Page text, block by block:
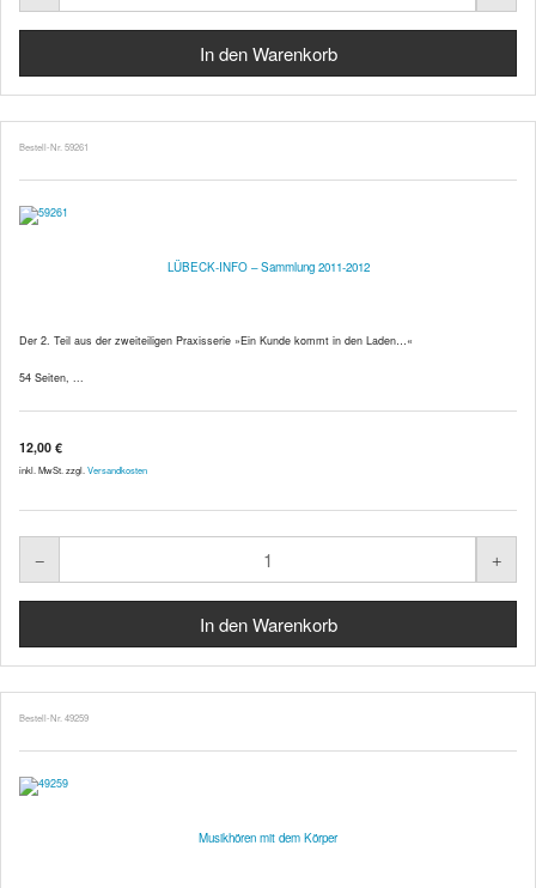
Bestell-Nr. 59261
LÜBECK-INFO – Sammlung 2011-2012
Der 2. Teil aus der zweiteiligen Praxisserie »Ein Kunde kommt in den Laden…«
54 Seiten, ...
12,00 €
inkl. MwSt. zzgl. Versandkosten
Bestell-Nr. 49259
Musikhören mit dem Körper